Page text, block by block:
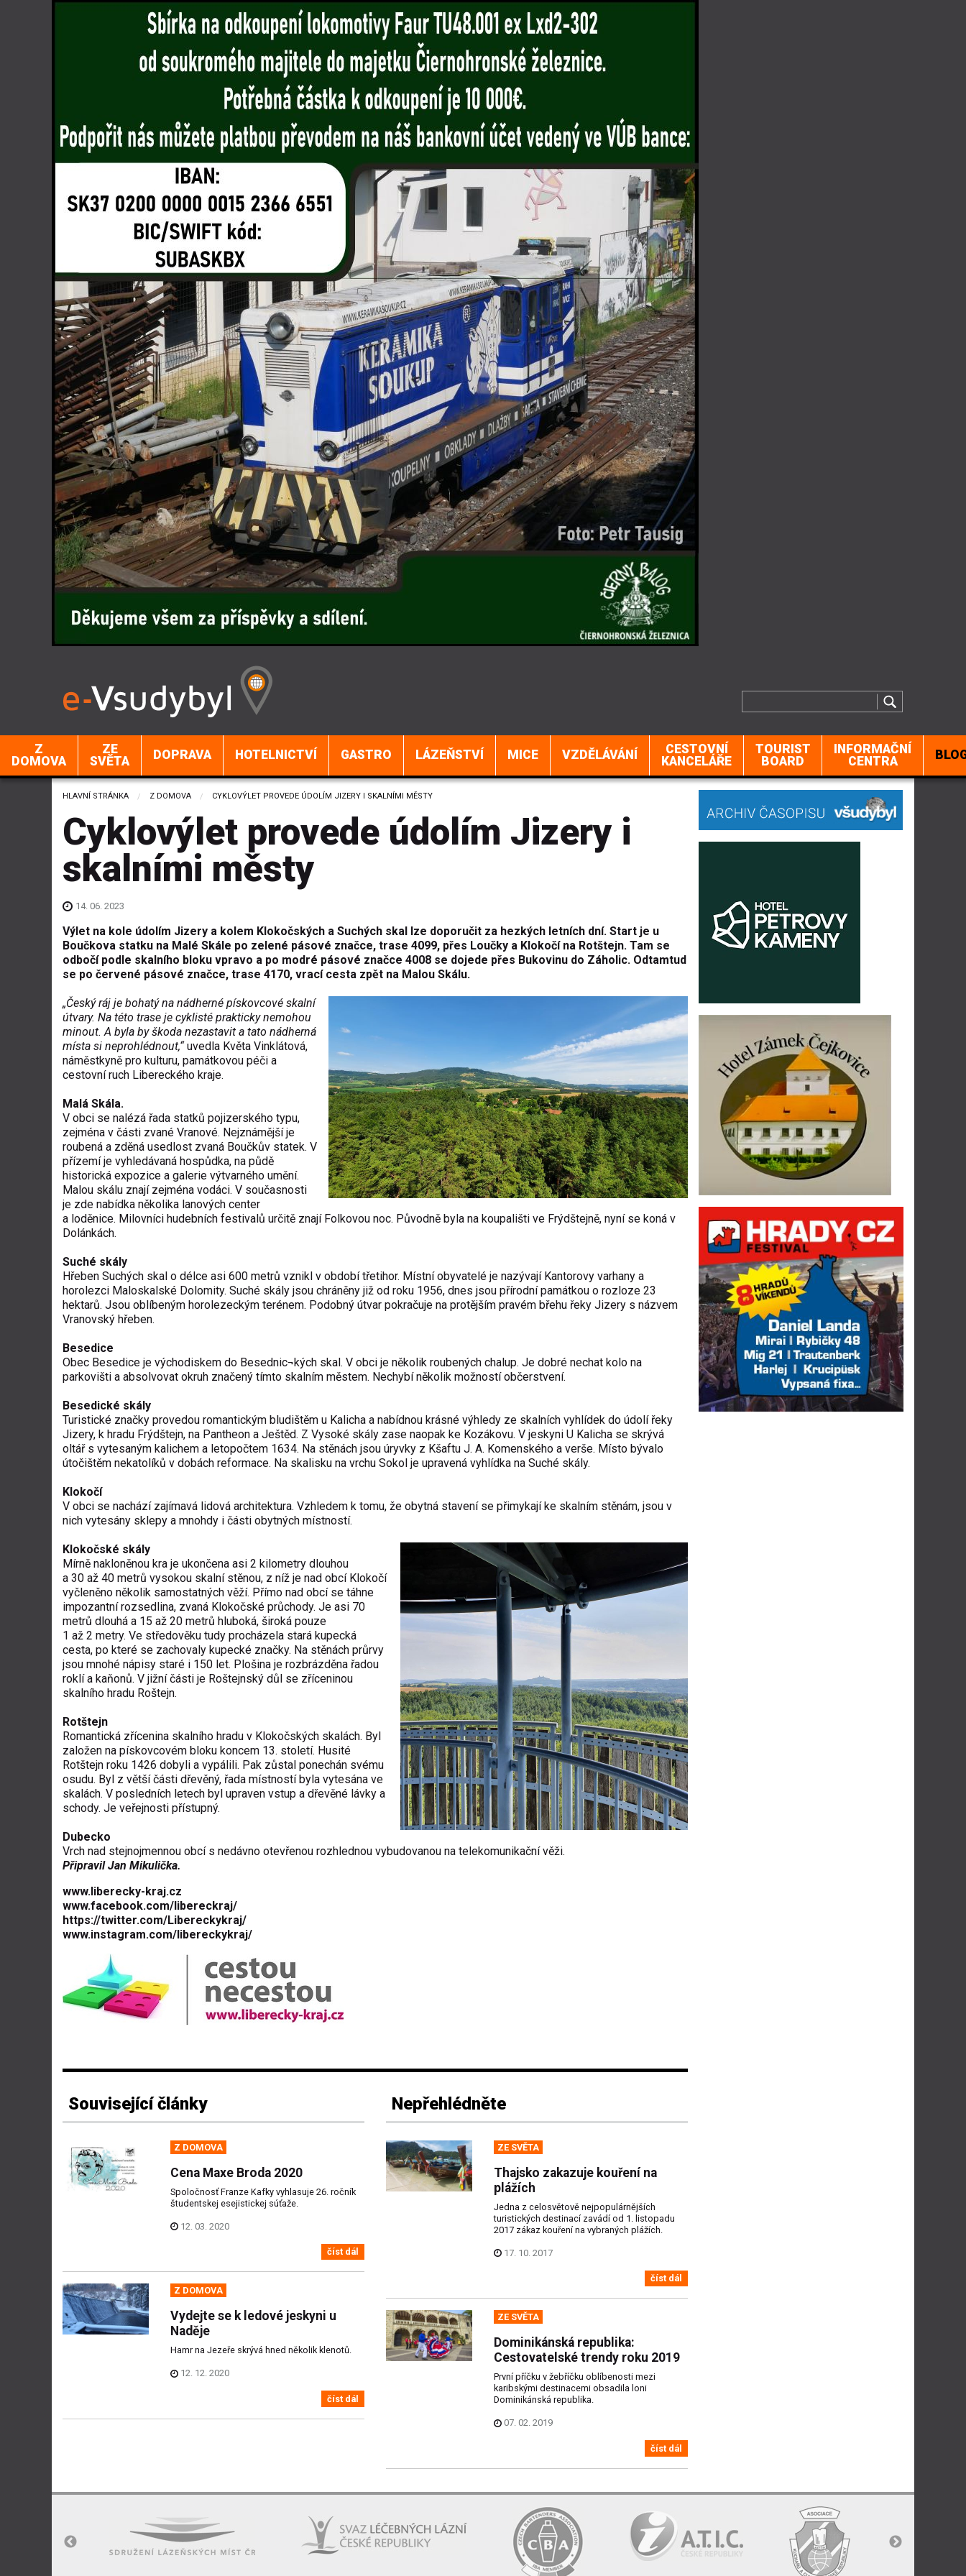
Z
DOMOVA
ZE
SVĚTA
DOPRAVA HOTELNICTVÍ GASTRO LÁZEŇSTVÍ MICE VZDĚLÁVÁNÍ
CESTOVNÍ
KANCELÁŘE
TOURIST
BOARD
INFORMAČNÍ
CENTRA
HLAVNÍ STRÁNKA Z DOMOVA CURRENT:
CYKLOVÝLET PROVEDE ÚDOLÍM JIZERY I SKALNÍMI MĚSTY
Cyklovýlet provede údolím Jizery i
skalními městy
14. 06. 2023
Výlet na kole údolím Jizery a kolem Klokočských a Suchých skal lze doporučit za hezkých letních dní. Start je u
Boučkova statku na Malé Skále po zelené pásové značce, trase 4099, přes Loučky a Klokočí na Rotštejn. Tam se
odbočí podle skalního bloku vpravo a po modré pásové značce 4008 se dojede přes Bukovinu do Záholic. Odtamtud
se po červené pásové značce, trase 4170, vrací cesta zpět na Malou Skálu.
„Český ráj je bohatý na nádherné pískovcové skalní
útvary. Na této trase je cyklisté prakticky nemohou
minout. A byla by škoda nezastavit a tato nádherná
místa si neprohlédnout,“uvedla Květa Vinklátová,
náměstkyně pro kulturu, památkovou péči a
cestovní ruch Libereckého kraje.
Malá Skála.
V obci se nalézá řada statků pojizerského typu,
zejména v části zvané Vranové. Nejznámější je
roubená a zděná usedlost zvaná Boučkův statek. V
přízemí je vyhledávaná hospůdka, na půdě
historická expozice a galerie výtvarného umění.
Malou skálu znají zejména vodáci. V současnosti
je zde nabídka několika lanových center
a loděnice. Milovníci hudebních festivalů určitě znají Folkovou noc. Původně byla na koupališti ve Frýdštejně, nyní se koná v
Dolánkách.
Suché skály
Hřeben Suchých skal o délce asi 600 metrů vznikl v období třetihor. Místní obyvatelé je nazývají Kantorovy varhany a
horolezci Maloskalské Dolomity. Suché skály jsou chráněny již od roku 1956, dnes jsou přírodní památkou o rozloze 23
hektarů. Jsou oblíbeným horolezeckým terénem. Podobný útvar pokračuje na protějším pravém břehu řeky Jizery s názvem
Vranovský hřeben.
Besedice
Obec Besedice je východiskem do Besednic¬kých skal. V obci je několik roubených chalup. Je dobré nechat kolo na
parkovišti a absolvovat okruh značený tímto skalním městem. Nechybí několik možností občerstvení.
Besedické skály
Turistické značky provedou romantickým bludištěm u Kalicha a nabídnou krásné výhledy ze skalních vyhlídek do údolí řeky
Jizery, k hradu Frýdštejn, na Pantheon a Ještěd. Z Vysoké skály zase naopak ke Kozákovu. V jeskyni U Kalicha se skrývá
oltář s vytesaným kalichem a letopočtem 1634. Na stěnách jsou úryvky z Kšaftu J. A. Komenského a verše. Místo bývalo
útočištěm nekatolíků v dobách reformace. Na skalisku na vrchu Sokol je upravená vyhlídka na Suché skály.
Klokočí
V obci se nachází zajímavá lidová architektura. Vzhledem k tomu, že obytná stavení se přimykají ke skalním stěnám, jsou v
nich vytesány sklepy a mnohdy i části obytných místností.
Klokočské skály
Mírně nakloněnou kra je ukončena asi 2 kilometry dlouhou
a 30 až 40 metrů vysokou skalní stěnou, z níž je nad obcí Klokočí
vyčleněno několik samostatných věží. Přímo nad obcí se táhne
impozantní rozsedlina, zvaná Klokočské průchody. Je asi 70
metrů dlouhá a 15 až 20 metrů hluboká, široká pouze
1 až 2 metry. Ve středověku tudy procházela stará kupecká
cesta, po které se zachovaly kupecké značky. Na stěnách průrvy
jsou mnohé nápisy staré i 150 let. Plošina je rozbrázděna řadou
roklí a kaňonů. V jižní části je Roštejnský důl se zříceninou
skalního hradu Roštejn.
Rotštejn
Romantická zřícenina skalního hradu v Klokočských skalách. Byl
založen na pískovcovém bloku koncem 13. století. Husité
Rotštejn roku 1426 dobyli a vypálili. Pak zůstal ponechán svému
osudu. Byl z větší části dřevěný, řada místností byla vytesána ve
skalách. V posledních letech byl upraven vstup a dřevěné lávky a
schody. Je veřejnosti přístupný.
Dubecko
Vrch nad stejnojmennou obcí s nedávno otevřenou rozhlednou vybudovanou na telekomunikační věži.
Připravil Jan Mikulička.
www.liberecky-kraj.cz
www.facebook.com/libereckraj/
https://twitter.com/Libereckykraj/
www.instagram.com/libereckykraj/
Související články
Z DOMOVA
Cena Maxe Broda 2020
Spoločnosť Franze Kafky vyhlasuje 26. ročník
študentskej esejistickej súťaže.
12. 03. 2020
číst dál
Z DOMOVA
Vydejte se k ledové jeskyni u
Naděje
Hamr na Jezeře skrývá hned několik klenotů.
12. 12. 2020
číst dál
Nepřehlédněte
ZE SVĚTA
Thajsko zakazuje kouření na
plážích
Jedna z celosvětově nejpopulárnějších
turistických destinací zavádí od 1. listopadu
2017 zákaz kouření na vybraných plážích.
17. 10. 2017
číst dál
ZE SVĚTA
Dominikánská republika:
Cestovatelské trendy roku 2019
První příčku v žebříčku oblíbenosti mezi
karibskými destinacemi obsadila loni
Dominikánská republika.
07. 02. 2019
číst dál